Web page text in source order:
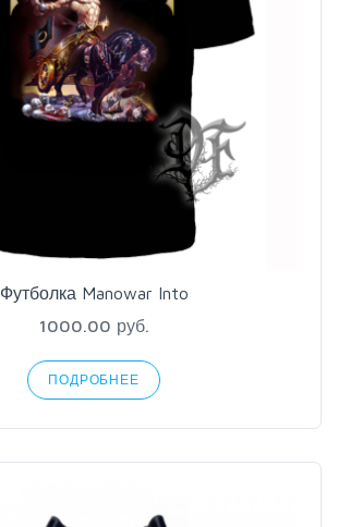
Футболка Manowar Into
1000.00 руб.
ПОДРОБНЕЕ